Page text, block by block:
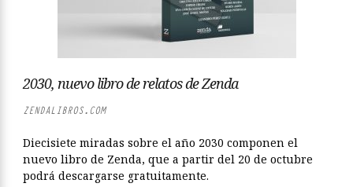
2030, nuevo libro de relatos de Zenda
ZENDALIBROS.COM
Diecisiete miradas sobre el año 2030 componen el
nuevo libro de Zenda, que a partir del 20 de octubre
podrá descargarse gratuitamente.